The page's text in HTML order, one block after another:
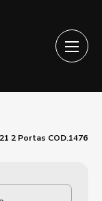
2 Portas COD.1476